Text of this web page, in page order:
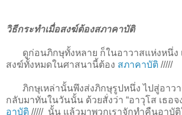
วิธีกระทำเมื่อสงฆ์ต้องสภาคาบัติ
ดูก่อนภิกษุทั้งหลาย ก็ในอาวาสแห่งหนึ่ง
สงฆ์ทั้งหมดในศาสนานี้ต้อง สภาคาบัติ /////
ภิกษุเหล่านั้นพึงส่งภิกษุรูปหนึ่ง ไปสู่อาวา
กลับมาทันในวันนั้น ด้วยสั่งว่า “อาวุโส เธอจ
อาบัติ ///// นั้น แล้วมาพวกเราจักทำคืนอาบัติ